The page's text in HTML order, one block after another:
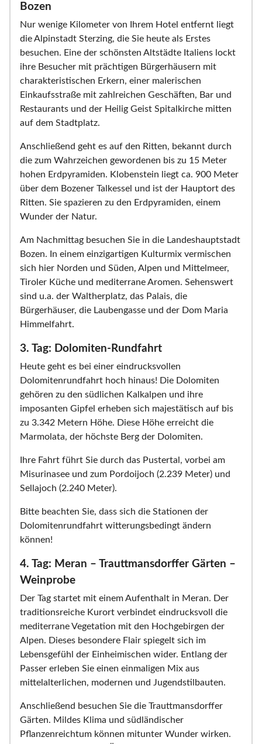
Bozen
Nur wenige Kilometer von Ihrem Hotel entfernt liegt
die Alpinstadt Sterzing, die Sie heute als Erstes
besuchen. Eine der schönsten Altstädte Italiens lockt
ihre Besucher mit prächtigen Bürgerhäusern mit
charakteristischen Erkern, einer malerischen
Einkaufsstraße mit zahlreichen Geschäften, Bar und
Restaurants und der Heilig Geist Spitalkirche mitten
auf dem Stadtplatz.
Anschließend geht es auf den Ritten, bekannt durch
die zum Wahrzeichen gewordenen bis zu 15 Meter
hohen Erdpyramiden. Klobenstein liegt ca. 900 Meter
über dem Bozener Talkessel und ist der Hauptort des
Ritten. Sie spazieren zu den Erdpyramiden, einem
Wunder der Natur.
Am Nachmittag besuchen Sie in die Landeshauptstadt
Bozen. In einem einzigartigen Kulturmix vermischen
sich hier Norden und Süden, Alpen und Mittelmeer,
Tiroler Küche und mediterrane Aromen. Sehenswert
sind u.a. der Waltherplatz, das Palais, die
Bürgerhäuser, die Laubengasse und der Dom Maria
Himmelfahrt.
3. Tag: Dolomiten-Rundfahrt
Heute geht es bei einer eindrucksvollen
Dolomitenrundfahrt hoch hinaus! Die Dolomiten
gehören zu den südlichen Kalkalpen und ihre
imposanten Gipfel erheben sich majestätisch auf bis
zu 3.342 Metern Höhe. Diese Höhe erreicht die
Marmolata, der höchste Berg der Dolomiten.
Ihre Fahrt führt Sie durch das Pustertal, vorbei am
Misurinasee und zum Pordoijoch (2.239 Meter) und
Sellajoch (2.240 Meter).
Bitte beachten Sie, dass sich die Stationen der
Dolomitenrundfahrt witterungsbedingt ändern
können!
4. Tag: Meran – Trauttmansdorffer Gärten –
Weinprobe
Der Tag startet mit einem Aufenthalt in Meran. Der
traditionsreiche Kurort verbindet eindrucksvoll die
mediterrane Vegetation mit den Hochgebirgen der
Alpen. Dieses besondere Flair spiegelt sich im
Lebensgefühl der Einheimischen wider. Entlang der
Passer erleben Sie einen einmaligen Mix aus
mittelalterlichen, modernen und Jugendstilbauten.
Anschließend besuchen Sie die Trauttmansdorffer
Gärten. Mildes Klima und südländischer
Pflanzenreichtum können mitunter Wunder wirken.